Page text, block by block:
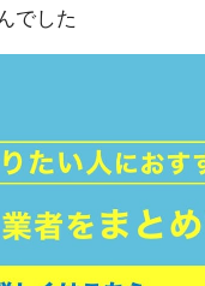
でした